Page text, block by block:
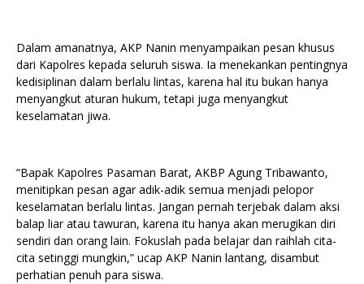
Dalam amanatnya, AKP Nanin menyampaikan pesan khusus
dari Kapolres kepada seluruh siswa. Ia menekankan pentingnya
kedisiplinan dalam berlalu lintas, karena hal itu bukan hanya
menyangkut aturan hukum, tetapi juga menyangkut
keselamatan jiwa.
“Bapak Kapolres Pasaman Barat, AKBP Agung Tribawanto,
menitipkan pesan agar adik-adik semua menjadi pelopor
keselamatan berlalu lintas. Jangan pernah terjebak dalam aksi
balap liar atau tawuran, karena itu hanya akan merugikan diri
sendiri dan orang lain. Fokuslah pada belajar dan raihlah cita-
cita setinggi mungkin,” ucap AKP Nanin lantang, disambut
perhatian penuh para siswa.